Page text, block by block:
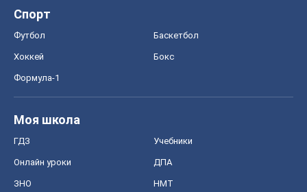
Спорт
Футбол Баскетбол
Хоккей Бокс
Формула-1
Моя школа
ГДЗ Учебники
Онлайн уроки ДПА
ЗНО НМТ